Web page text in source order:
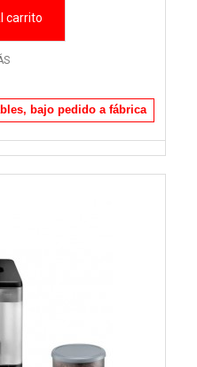
carrito
bajo pedido a fábrica